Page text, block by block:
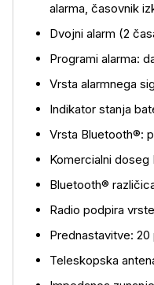
alarma, časovnik
Dvojni alarm (2
Programi alarma:
Vrsta alarmnega
Indikator stanja
Vrsta Bluetooth®:
Komercialni doseg
Bluetooth®
Radio podpira
Prednastavitve: 20
Teleskopska